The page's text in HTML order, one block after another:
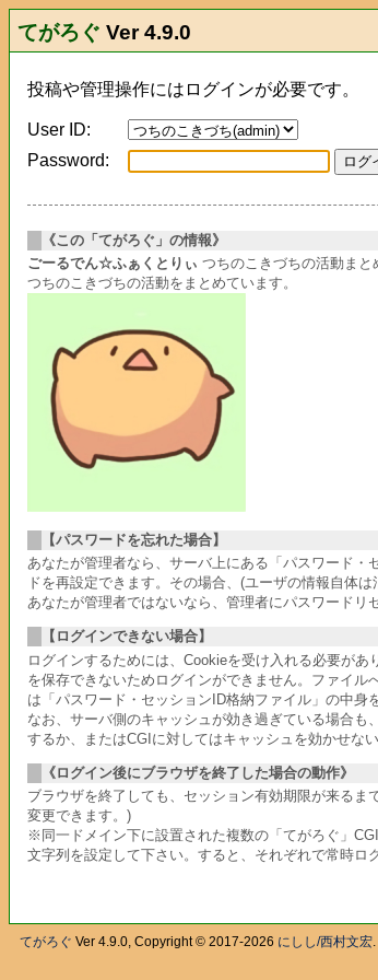
てがろぐ Ver 4.9.0
投稿や管理操作にはログインが必要です。
User ID:
Password:
《この「てがろぐ」の情報》
ごーるでん☆ふぁくとりぃ つちのこきづちの活動まと
つちのこきづちの活動をまとめています。
【パスワードを忘れた場合】
あなたが管理者なら、サーバ上にある「パスワード
ドを再設定できます。その場合、(ユーザの情報自体
あなたが管理者ではないなら、管理者にパスワード
【ログインできない場合】
ログインするためには、Cookieを受け入れる必要が
を保存できないためログインができません。ファイ
は「パスワード・セッションID格納ファイル」の中身
なお、サーバ側のキャッシュが効き過ぎている場合
するか、またはCGIに対してはキャッシュを効かせな
《ログイン後にブラウザを終了した場合の動作》
ブラウザを終了しても、セッション有効期限が来る
変更できます。)
※同一ドメイン下に設置された複数の「てがろぐ」
文字列を設定して下さい。すると、それぞれで常時ロ
てがろぐ Ver 4.9.0, Copyright © 2017-2026 にしし/西村文宏.